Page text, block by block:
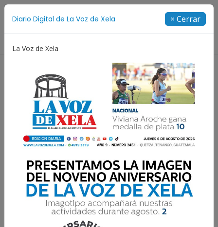
Diario Digital de La Voz de Xela × Cerrar
La Voz de Xela
Frente frío provocará
lluvias intensas y riesgo de
inundaciones